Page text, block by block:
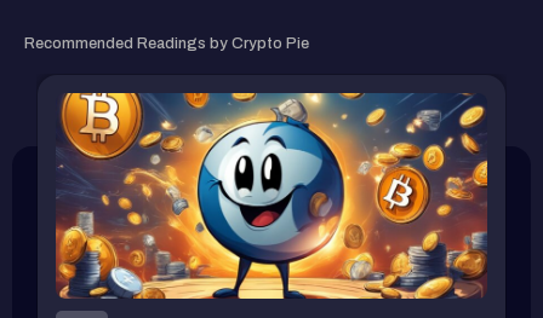
Recommended Readings by Crypto Pie